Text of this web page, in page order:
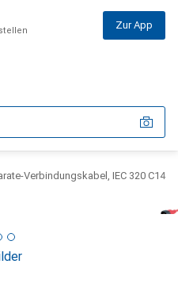
Zur App
Verbindungskabel, IEC 320 C14